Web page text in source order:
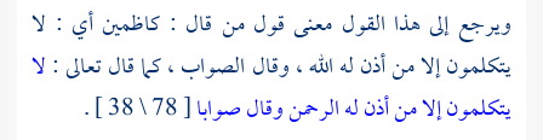
ويرجع إلى هذا القول معنى قول من قال : كاظمين أي : لا
يتكلمون إلا من أذن له الله ، وقال الصواب ، كما قال تعالى :لا
يتكلمون إلا من أذن له الرحمن وقال صوابا[ 78 \ 38 ] .